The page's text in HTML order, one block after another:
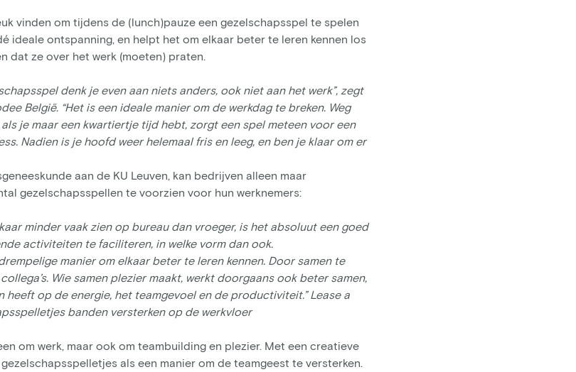
vinden om tijdens de (lunch)pauze een gezelschapsspel te spelen
ideale ontspanning, en helpt het om elkaar beter te leren kennen los
dat ze over het werk (moeten) praten.
denk je even aan niets anders, ook niet aan het werk”, zegt
België. “Het is een ideale manier om de werkdag te breken. Weg
als je maar een kwartiertje tijd hebt, zorgt een spel meteen voor een
Nadien is je hoofd weer helemaal fris en leeg, en ben je klaar om er
aan de KU Leuven, kan bedrijven alleen maar
gezelschapsspellen te voorzien voor hun werknemers:
minder vaak zien op bureau dan vroeger, is het absoluut een goed
activiteiten te faciliteren, in welke vorm dan ook.
manier om elkaar beter te leren kennen. Door samen te
Wie samen plezier maakt, werkt doorgaans ook beter samen,
heeft op de energie, het teamgevoel en de productiviteit.” Lease a
banden versterken op de werkvloer
om werk, maar ook om teambuilding en plezier. Met een creatieve
als een manier om de teamgeest te versterken.